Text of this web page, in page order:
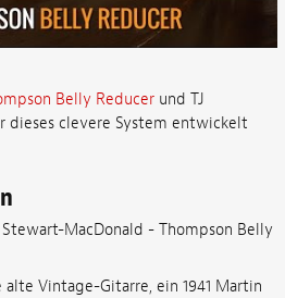
Belly Reducerund TJ
dieses clevere System entwickelt
MacDonald - Thompson Belly
alte Vintage-Gitarre, ein 1941 Martin